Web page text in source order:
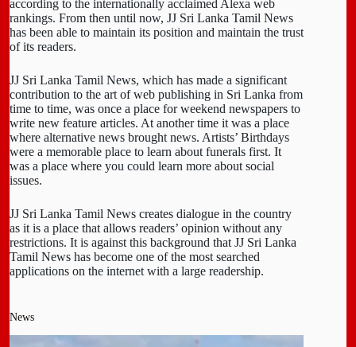
according to the internationally acclaimed Alexa web
rankings. From then until now, JJ Sri Lanka Tamil News
has been able to maintain its position and maintain the trust
of its readers.
JJ Sri Lanka Tamil News, which has made a significant
contribution to the art of web publishing in Sri Lanka from
time to time, was once a place for weekend newspapers to
write new feature articles. At another time it was a place
where alternative news brought news. Artists’ Birthdays
were a memorable place to learn about funerals first. It
was a place where you could learn more about social
issues.
JJ Sri Lanka Tamil News creates dialogue in the country
as it is a place that allows readers’ opinion without any
restrictions. It is against this background that JJ Sri Lanka
Tamil News has become one of the most searched
applications on the internet with a large readership.
News